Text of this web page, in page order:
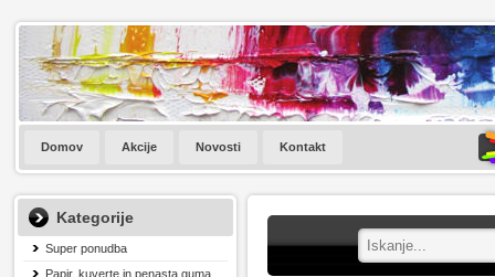
Domov Akcije Novosti Kontakt
Kategorije
Super ponudba
Papir, kuverte in penasta guma